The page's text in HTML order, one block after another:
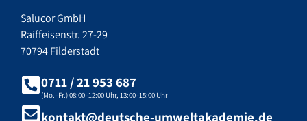
Salucor GmbH
Raiffeisenstr. 27-29
70794 Filderstadt
0711 / 21 953 687
(Mo.–Fr.) 08:00–12:00 Uhr, 13:00–15:00 Uhr
kontakt@deutsche-umweltakademie.de